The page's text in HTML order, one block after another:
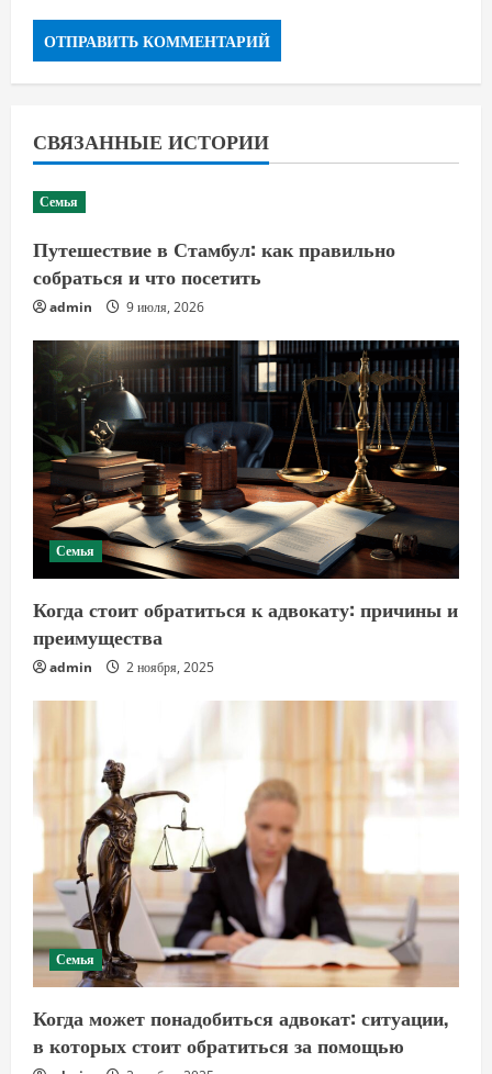
СВЯЗАННЫЕ ИСТОРИИ
Семья
Путешествие в Стамбул: как правильно
собраться и что посетить
admin 9 июля, 2026
Семья
Когда стоит обратиться к адвокату: причины и
преимущества
admin 2 ноября, 2025
Семья
Когда может понадобиться адвокат: ситуации,
в которых стоит обратиться за помощью